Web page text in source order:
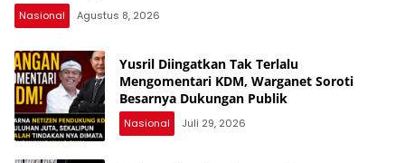
Nasional Agustus 8, 2026
Yusril Diingatkan Tak Terlalu
Mengomentari KDM, Warganet Soroti
Besarnya Dukungan Publik
Nasional Juli 29, 2026